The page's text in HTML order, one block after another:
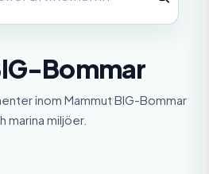
Bommar
inom Mammut BIG-Bommar
marina miljöer.